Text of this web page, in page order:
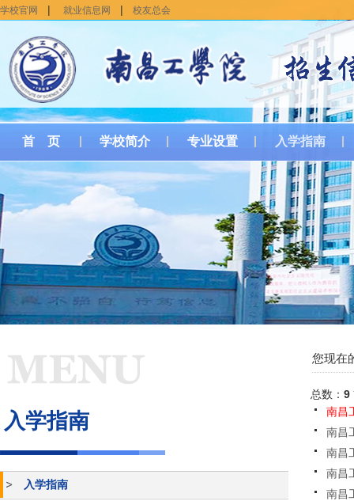
学校官网 | 就业信息网 | 校友总会
首 页 学校简介 专业设置 入学指南
入学指南
入学指南
您现在
总数： 9
南昌
南昌
南昌
南昌
南昌